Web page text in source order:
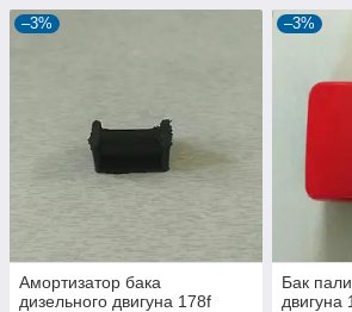
–3%
Амортизатор бака
дизельного двигуна 178f
–3%
Бак
двигуна